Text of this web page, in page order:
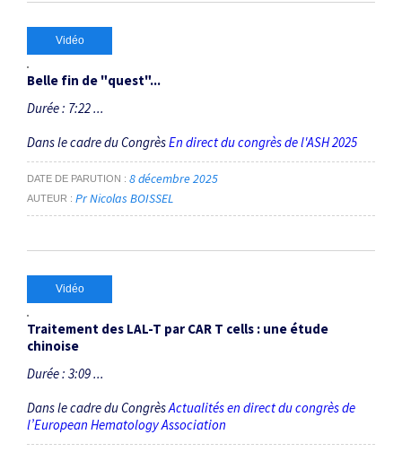
Vidéo
Belle fin de "quest"...
Durée : 7:22 ...
Dans le cadre du CongrèsEn direct du congrès de l'ASH 2025
DATE DE PARUTION 8 décembre 2025
AUTEUR Pr Nicolas BOISSEL
Vidéo
Traitement des LAL-T par CAR T cells : une étude
chinoise
Durée : 3:09 ...
Dans le cadre du CongrèsActualités en direct du congrès de
l’European Hematology Association